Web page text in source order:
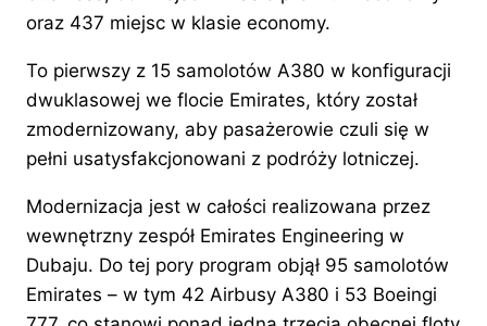
oraz 437 miejsc w klasie economy.
To pierwszy z 15 samolotów A380 w konfiguracji
dwuklasowej we flocie Emirates, który został
zmodernizowany, aby pasażerowie czuli się w
pełni usatysfakcjonowani z podróży lotniczej.
Modernizacja jest w całości realizowana przez
wewnętrzny zespół Emirates Engineering w
Dubaju. Do tej pory program objął 95 samolotów
Emirates – w tym 42 Airbusy A380 i 53 Boeingi